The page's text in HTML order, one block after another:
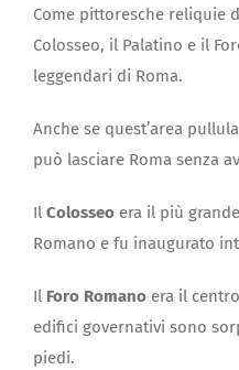
Come pittoresche reliquie
Colosseo, il Palatino e il
leggendari di Roma.
Anche se quest’area
può lasciare Roma senza
Il Colosseo era il più
Romano e fu inaugurato
Il Foro Romano era il
edifici governativi sono
piedi.